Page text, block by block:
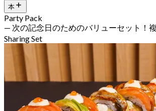
本
Party Pack
— 次の記念日のためのバリューセット！
Sharing Set